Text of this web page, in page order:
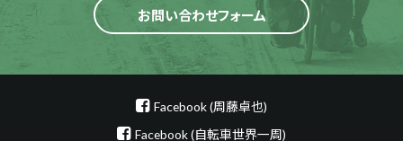
お問い合わせフォーム
Facebook (周藤卓也)
Facebook (自転車世界一周)